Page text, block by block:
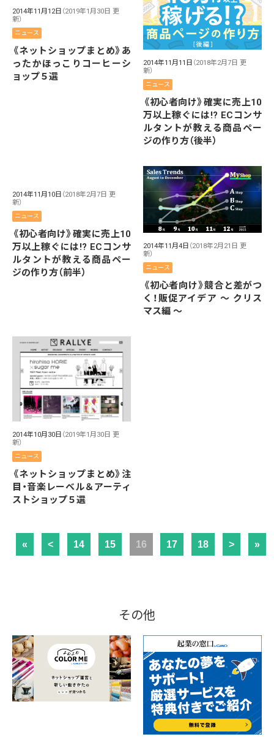
2014年11月12日 （2019年1月30日 更
新）
ニュース
《ネットショップまとめ》あ
ったかほっこりコーヒーシ
ョップ５選
2014年11月11日 （2018年2月7日 更
新）
ニュース
《初心者向け》確実に売上10
万以上稼ぐには!? ECコンサ
ルタントが教える商品ペー
ジの作り方（後半）
2014年11月10日 （2018年2月7日 更
新）
ニュース
《初心者向け》確実に売上10
万以上稼ぐには!? ECコンサ
ルタントが教える商品ペー
ジの作り方（前半）
2014年11月4日 （2018年2月21日 更
新）
ニュース
《初心者向け》競合と差がつ
く！販促アイデア 〜 クリス
マス編 〜
2014年10月30日 （2019年1月30日 更
新）
ニュース
《ネットショップまとめ》注
目・音楽レーベル＆アーティ
ストショップ５選
« < 14 15 16 17 18 > »
その他